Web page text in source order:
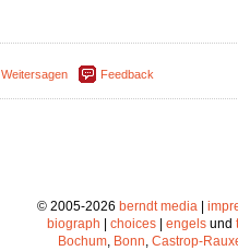
Weitersagen Feedback
© 2005-2026 berndt media |
biograph | choices | engels und
Bochum Bonn Castrop-